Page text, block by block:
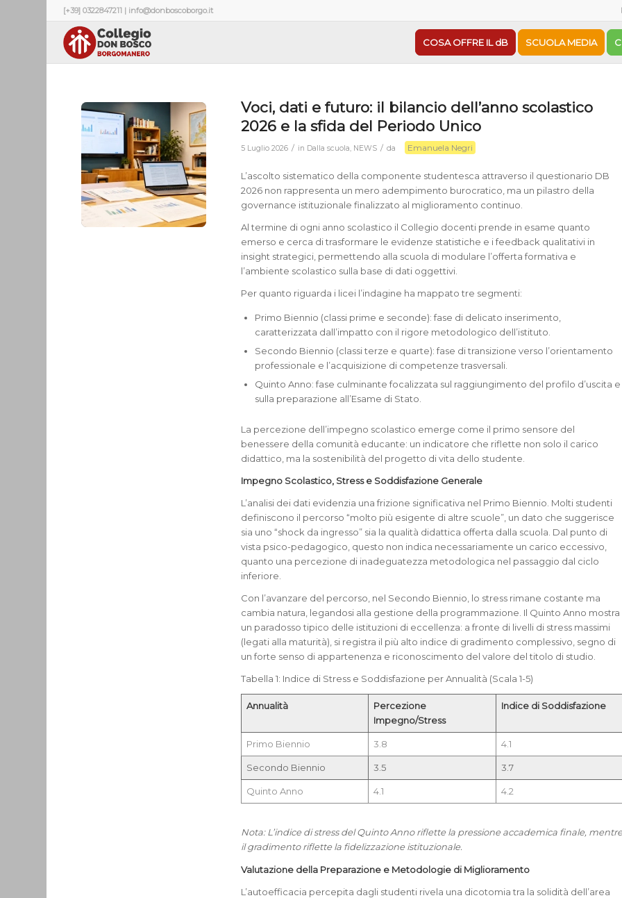
[+39] 0322847211 | info@donboscoborgo.it
COSA OFFRE IL dB SCUOLA MEDIA
Voci, dati e futuro: il bilancio dell’anno scolastico
2026 e la sfida del Periodo Unico
5 Luglio 2026 / in Dalla scuola, NEWS / da Emanuela Negri
L’ascolto sistematico della componente studentesca attraverso il questionario DB
2026 non rappresenta un mero adempimento burocratico, ma un pilastro della
governance istituzionale finalizzato al miglioramento continuo.
Al termine di ogni anno scolastico il Collegio docenti prende in esame quanto
emerso e cerca di trasformare le evidenze statistiche e i feedback qualitativi in
insight strategici, permettendo alla scuola di modulare l’offerta formativa e
l’ambiente scolastico sulla base di dati oggettivi.
Per quanto riguarda i licei l’indagine ha mappato tre segmenti:
Primo Biennio (classi prime e seconde): fase di delicato inserimento,
caratterizzata dall’impatto con il rigore metodologico dell’istituto.
Secondo Biennio (classi terze e quarte): fase di transizione verso l’orientamento
professionale e l’acquisizione di competenze trasversali.
Quinto Anno: fase culminante focalizzata sul raggiungimento del profilo d’uscita e
sulla preparazione all’Esame di Stato.
La percezione dell’impegno scolastico emerge come il primo sensore del
benessere della comunità educante: un indicatore che riflette non solo il carico
didattico, ma la sostenibilità del progetto di vita dello studente.
Impegno Scolastico, Stress e Soddisfazione Generale
L’analisi dei dati evidenzia una frizione significativa nel Primo Biennio. Molti studenti
definiscono il percorso “molto più esigente di altre scuole”, un dato che suggerisce
sia uno “shock da ingresso” sia la qualità didattica offerta dalla scuola. Dal punto di
vista psico-pedagogico, questo non indica necessariamente un carico eccessivo,
quanto una percezione di inadeguatezza metodologica nel passaggio dal ciclo
inferiore.
Con l’avanzare del percorso, nel Secondo Biennio, lo stress rimane costante ma
cambia natura, legandosi alla gestione della programmazione. Il Quinto Anno mostra
un paradosso tipico delle istituzioni di eccellenza: a fronte di livelli di stress massimi
(legati alla maturità), si registra il più alto indice di gradimento complessivo, segno di
un forte senso di appartenenza e riconoscimento del valore del titolo di studio.
Tabella 1: Indice di Stress e Soddisfazione per Annualità (Scala 1-5)
Annualità
Percezione
Impegno/Stress
Indice di Soddisfazione
Primo Biennio 3.8 4.1
Secondo Biennio 3.5 3.7
Quinto Anno 4.1 4.2
Nota: L’indice di stress del Quinto Anno riflette la pressione accademica finale,
il gradimento riflette la fidelizzazione istituzionale.
Valutazione della Preparazione e Metodologie di Miglioramento
L’autoefficacia percepita dagli studenti rivela una dicotomia tra la solidità dell’area